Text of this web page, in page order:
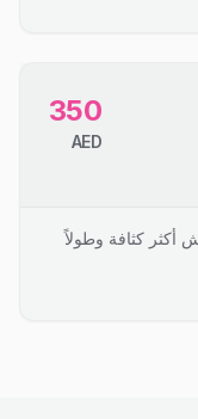
350
AED
كثافة وطولاً